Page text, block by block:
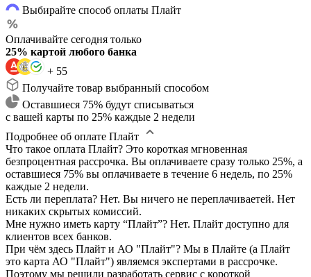
Выбирайте способ оплаты Плайт
Оплачивайте сегодня только
25% картой любого банка
+ 55
Получайте товар выбранный способом
Оставшиеся 75% будут списываться
с вашей карты по 25% каждые 2 недели
Подробнее об оплате Плайт
Что такое оплата Плайт? Это короткая мгновенная
безпроцентная рассрочка. Вы оплачиваете сразу только 25%, а
оставшиеся 75% вы оплачиваете в течение 6 недель, по 25%
каждые 2 недели.
Есть ли переплата? Нет. Вы ничего не переплачиваетей. Нет
никаких скрытых комиссий.
Мне нужно иметь карту “Плайт”? Нет. Плайт доступно для
клиентов всех банков.
При чём здесь Плайт и АО "Плайт"? Мы в Плайте (а Плайт
это карта АО "Плайт") являемся экспертами в рассрочке.
Поэтому мы решили разработать сервис с короткой